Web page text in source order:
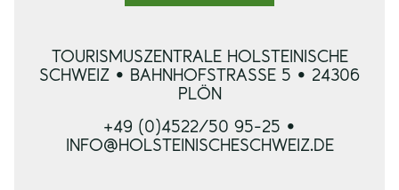
TOURISMUSZENTRALE HOLSTEINISCHE
SCHWEIZ • BAHNHOFSTRASSE 5 • 24306 P
LÖN
+49 (0)4522/50 95-25 •
INFO@HOLSTEINISCHESCHWEIZ.DE